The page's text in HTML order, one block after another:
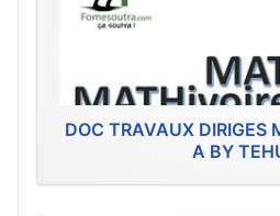
DOC TRAVAUX DIRIGES
A BY